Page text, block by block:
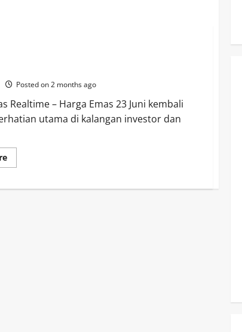
Posted on 2 months ago
Realtime – Harga Emas 23 Juni kembali
utama di kalangan investor dan
Read
more
Kian